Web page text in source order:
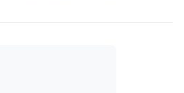
cuida-se de função